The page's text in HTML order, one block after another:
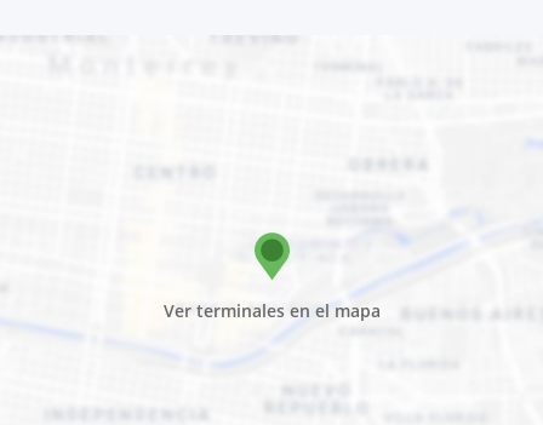
Ver terminales en el mapa